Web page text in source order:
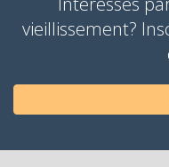
vieillissement?